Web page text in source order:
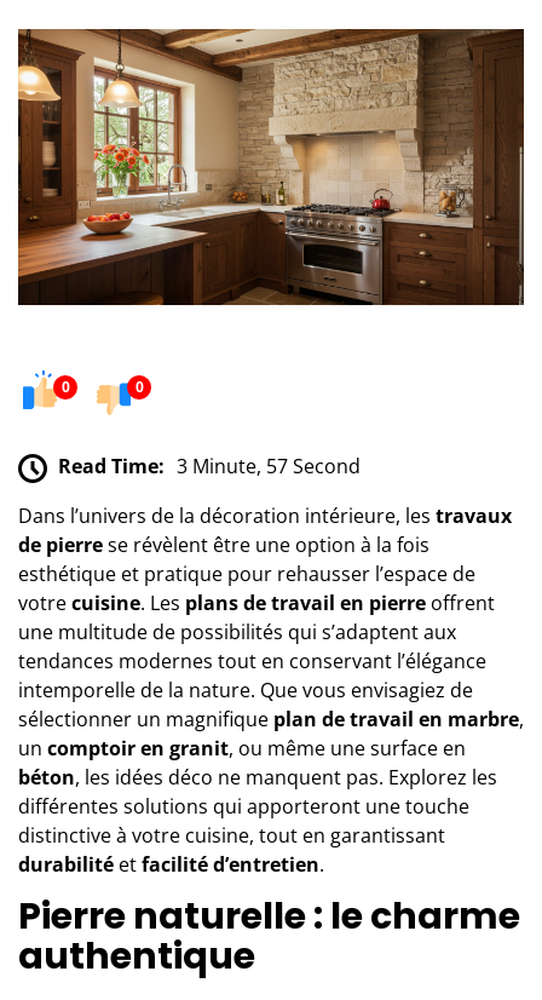
0 0
Read Time: 3 Minute, 57 Second
Dans l’univers de la décoration intérieure, les travaux
de pierrese révèlent être une option à la fois
esthétique et pratique pour rehausser l’espace de
votrecuisine. Les plans de travail en pierre offrent
une multitude de possibilités qui s’adaptent aux
tendances modernes tout en conservant l’élégance
intemporelle de la nature. Que vous envisagiez de
sélectionner un magnifique plan de travail en marbre,
un comptoir en granit, ou même une surface en
béton, les idées déco ne manquent pas. Explorez les
différentes solutions qui apporteront une touche
distinctive à votre cuisine, tout en garantissant
durabilité etfacilité d’entretien.
Pierre naturelle : le charme
authentique